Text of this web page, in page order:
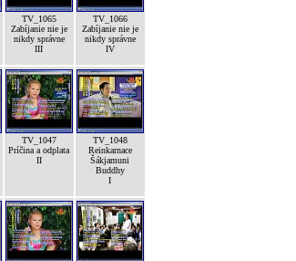
TV_1065
Zabíjanie nie je
nikdy správne
III
TV_1066
Zabíjanie nie je
nikdy správne
IV
TV_1047
Príčina a odplata
II
TV_1048
Reinkarnace
Šákjamuni
Buddhy
I